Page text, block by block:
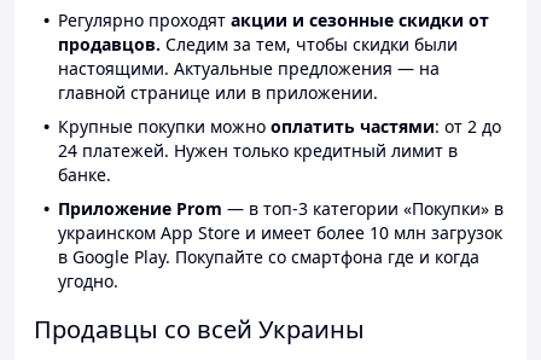
Регулярно проходят акции и сезонные скидки от
продавцов. Следим за тем, чтобы скидки были
настоящими. Актуальные предложения — на
главной странице или в приложении.
Крупные покупки можно оплатить частями: от 2 до
24 платежей. Нужен только кредитный лимит в
банке.
Приложение Prom — в топ-3 категории «Покупки» в
украинском App Store и имеет более 10 млн загрузок
в Google Play. Покупайте со смартфона где и когда
угодно.
Продавцы со всей Украины